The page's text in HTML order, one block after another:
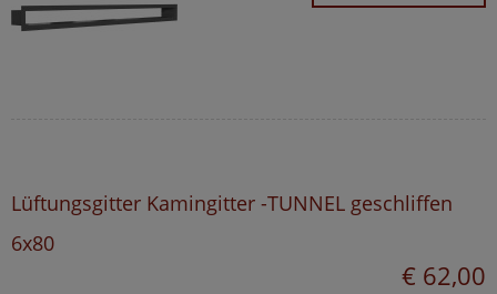
Lüftungsgitter Kamingitter -TUNNEL geschliffen
6x80
€ 62,00